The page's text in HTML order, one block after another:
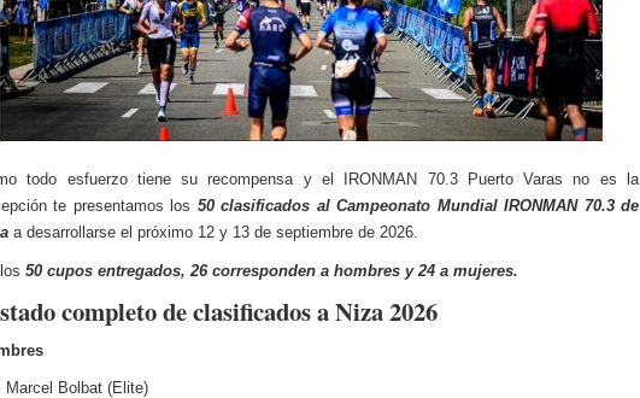
todo esfuerzo tiene su recompensa y el IRONMAN 70.3 Puerto Varas no es la
te presentamos los 50 clasificados al Campeonato Mundial IRONMAN 70.3 de
a desarrollarse el próximo 12 y 13 de septiembre de 2026.
50 cupos entregados, 26 corresponden a hombres y 24 a mujeres.
completo de clasificados a Niza 2026
Marcel Bolbat (Elite)